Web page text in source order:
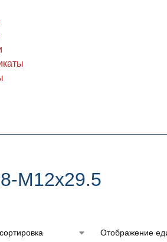
M12x29.5
Отображение